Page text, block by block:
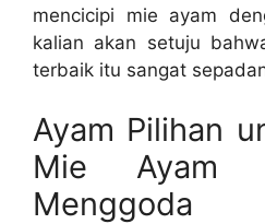
mencicipi mie ayam
kalian akan setuju
terbaik itu sangat
Ayam Pilihan
Mie Ayam
Menggoda